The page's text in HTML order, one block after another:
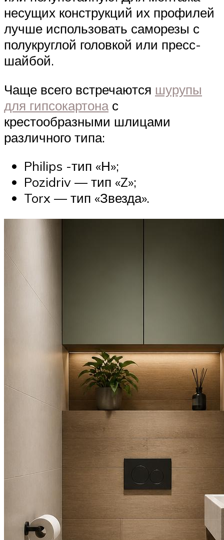
несущих конструкций их профилей
лучше использовать саморезы с
полукруглой головкой или пресс-
шайбой.
Чаще всего встречаются шурупы
для гипсокартонас
крестообразными шлицами
различного типа:
Philips -тип «Н»;
Pozidriv — тип «Z»;
Torx — тип «Звезда».